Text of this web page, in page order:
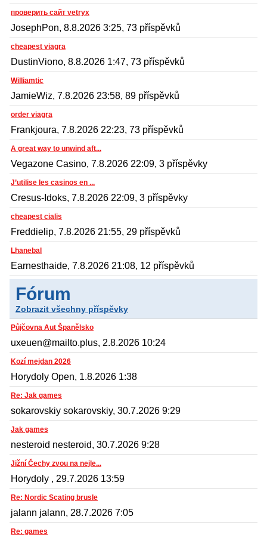
проверить сайт vetryx
JosephPon, 8.8.2026 3:25, 73 příspěvků
cheapest viagra
DustinViono, 8.8.2026 1:47, 73 příspěvků
Williamtic
JamieWiz, 7.8.2026 23:58, 89 příspěvků
order viagra
Frankjoura, 7.8.2026 22:23, 73 příspěvků
A great way to unwind aft...
Vegazone Casino, 7.8.2026 22:09, 3 příspěvky
J’utilise les casinos en ...
Cresus-Idoks, 7.8.2026 22:09, 3 příspěvky
cheapest cialis
Freddielip, 7.8.2026 21:55, 29 příspěvků
Lhanebal
Earnesthaide, 7.8.2026 21:08, 12 příspěvků
Fórum
Zobrazit všechny příspěvky
Půjčovna Aut Španělsko
uxeuen@mailto.plus, 2.8.2026 10:24
Kozí mejdan 2026
Horydoly Open, 1.8.2026 1:38
Re: Jak games
sokarovskiy sokarovskiy, 30.7.2026 9:29
Jak games
nesteroid nesteroid, 30.7.2026 9:28
Jižní Čechy zvou na nejle...
Horydoly , 29.7.2026 13:59
Re: Nordic Scating brusle
jalann jalann, 28.7.2026 7:05
Re: games